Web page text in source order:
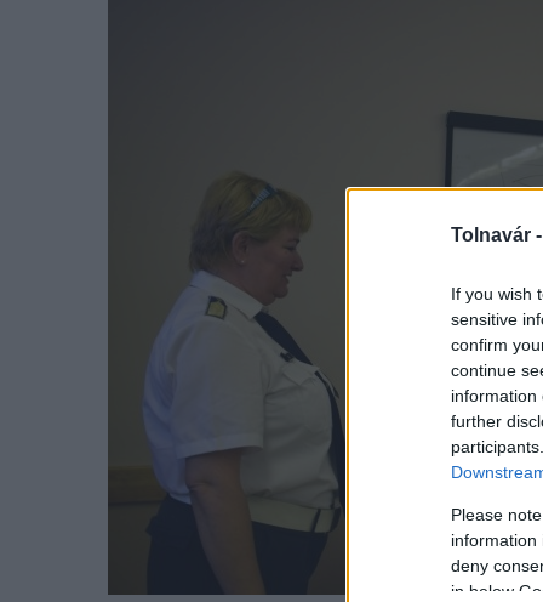
Tolnavár -
If you wish
sensitive
confirm
continue
information
further
Please
information
deny
in below